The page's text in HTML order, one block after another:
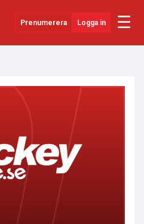
Prenumerera Logga in ☰